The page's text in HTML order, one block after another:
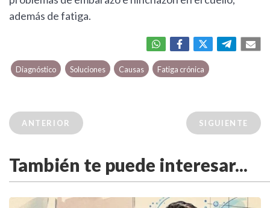
además de fatiga.
Diagnóstico Soluciones Causas Fatiga crónica
ANTERIOR SIGUIENTE
También te puede interesar...